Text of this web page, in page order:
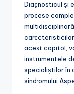
Diagnosticul și
procese
caracteristicilor
acest capitol,
instrumentele
specialiștilor în
sindromului